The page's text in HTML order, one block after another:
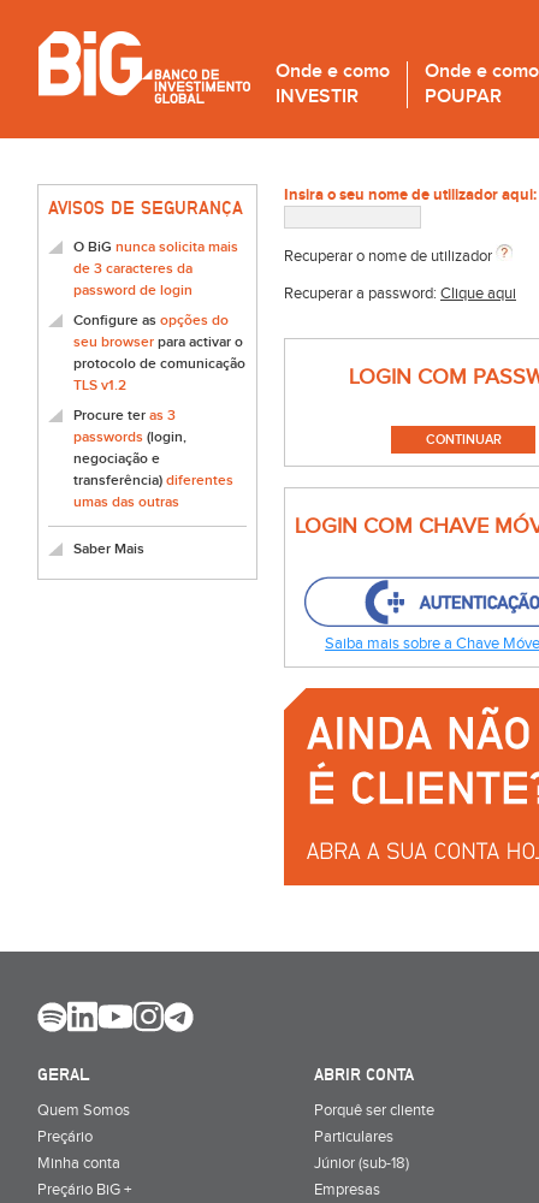
Onde e como
INVESTIR
Onde e como
POUPAR
AVISOS DE SEGURANÇA
O BiG nunca solicita mais
de 3 caracteres da
password de login
Configure as opções do
seu browser para activar o
protocolo de comunicação
TLS v1.2
Procure ter as 3
passwords (login,
negociação e
transferência) diferentes
umas das outras
Saber Mais
Insira o seu nome de utilizador aqui:
Recuperar o nome de utilizador
Recuperar a password: Clique aqui
LOGIN COM
LOGIN COM CHAVE
Saiba mais sobre a Chave
GERAL
Quem Somos
Preçário
Minha conta
Preçário BiG +
ABRIR CONTA
Porquê ser cliente
Particulares
Júnior (sub-18)
Empresas